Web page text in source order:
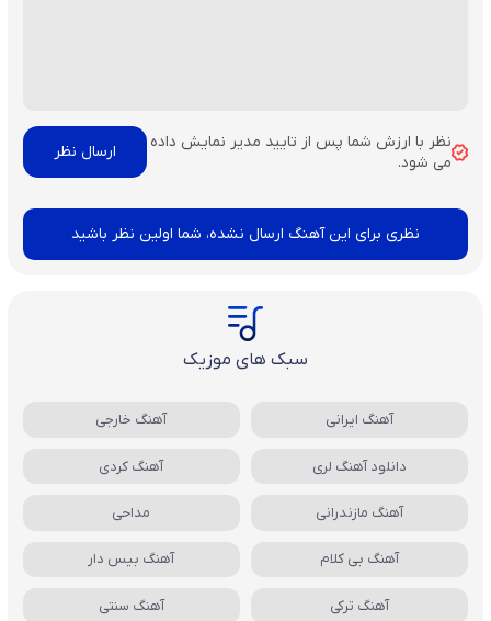
نظر با ارزش شما پس از تایید مدیر نمایش داده
می شود.
نظری برای این آهنگ ارسال نشده، شما اولین نظر باشید
سبک های موزیک
آهنگ ایرانی آهنگ خارجی
دانلود آهنگ لری آهنگ کردی
آهنگ مازندرانی مداحی
آهنگ بی کلام آهنگ بیس دار
آهنگ ترکی آهنگ سنتی